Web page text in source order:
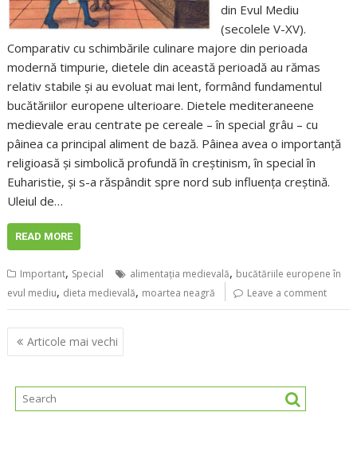
din Evul Mediu
(secolele V-XV).
Comparativ cu schimbările culinare majore din perioada
modernă timpurie, dietele din această perioadă au rămas
relativ stabile și au evoluat mai lent, formând fundamentul
bucătăriilor europene ulterioare. Dietele mediteraneene
medievale erau centrate pe cereale – în special grâu – cu
pâinea ca principal aliment de bază. Pâinea avea o importanță
religioasă și simbolică profundă în creștinism, în special în
Euharistie, și s-a răspândit spre nord sub influența creștină.
Uleiul de…
READ MORE
Important, Special alimentația medievală, bucătăriile europene în
evul mediu, dieta medievală, moartea neagră Leave a comment
Navigare
în
Articole mai vechi